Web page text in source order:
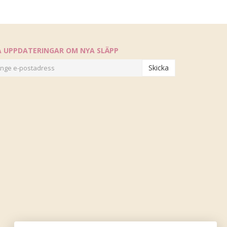
UPPDATERINGAR OM NYA SLÄPP
Skicka